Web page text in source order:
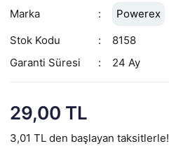
Marka
Powerex
Stok Kodu
8158
Garanti Süresi
24 Ay
29,00 TL
3,01 TL den başlayan taksitlerle!